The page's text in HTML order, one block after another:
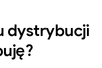
dystrybucji